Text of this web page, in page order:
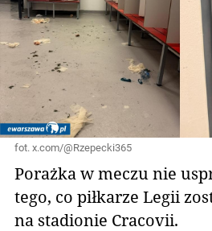
fot. x.com/@Rzepecki365
Porażka w meczu nie
tego, co piłkarze Legii
na stadionie Cracovii.